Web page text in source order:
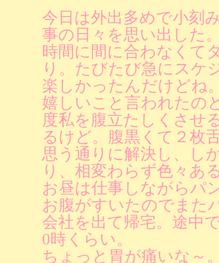
今日は外出多めで小刻
事の日々を思い出した
時間に間に合わなくて
り。たびたび急にスケ
楽しかったんだけどね
嬉しいこと言われたの
度私を腹立たしくさせ
るけど。腹黒くて２枚
思う通りに解決し、し
り、相変わらず色々あ
お昼は仕事しながらパ
お腹がすいたのでまた
会社を出て帰宅。途中
0時くらい。
ちょっと胃が痛いな～